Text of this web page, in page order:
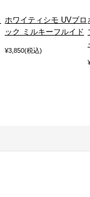
ホワイティシモ UVブロ
ック ミルキーフルイド
¥3,850(税込)